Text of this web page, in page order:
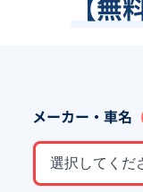
【
メーカー・車名
選択してくだ